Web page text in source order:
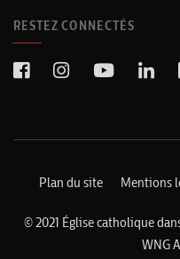
RESTEZ CONNECTÉS
Plan du site Mentions
© 2021 Église catholique
WNG